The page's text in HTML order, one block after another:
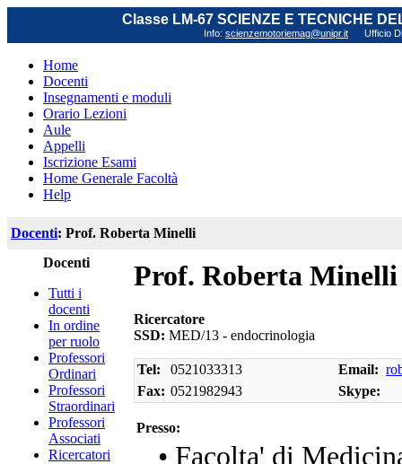
Classe LM-67 SCIENZE E TECNICHE
Info: scienzemotoriemag@unipr.it Ufficio
Home
Docenti
Insegnamenti e moduli
Orario Lezioni
Aule
Appelli
Iscrizione Esami
Home Generale Facoltà
Help
Docenti: Prof. Roberta Minelli
Docenti
Tutti i
docenti
In ordine
per ruolo
Professori
Ordinari
Professori
Straordinari
Professori
Associati
Ricercatori
Prof. Roberta Minelli
Ricercatore
SSD: MED/13 - endocrinologia
Tel: 0521033313 Email:
Fax: 0521982943 Skype:
Presso:
• Facolta' di